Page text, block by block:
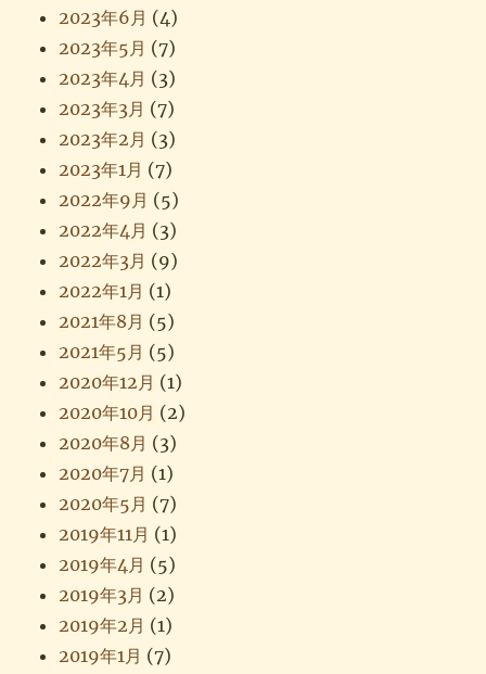
2023年6月 (4)
2023年5月 (7)
2023年4月 (3)
2023年3月 (7)
2023年2月 (3)
2023年1月 (7)
2022年9月 (5)
2022年4月 (3)
2022年3月 (9)
2022年1月 (1)
2021年8月 (5)
2021年5月 (5)
2020年12月 (1)
2020年10月 (2)
2020年8月 (3)
2020年7月 (1)
2020年5月 (7)
2019年11月 (1)
2019年4月 (5)
2019年3月 (2)
2019年2月 (1)
2019年1月 (7)